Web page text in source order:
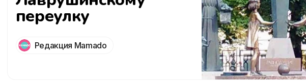
переулку
Редакция Mamado